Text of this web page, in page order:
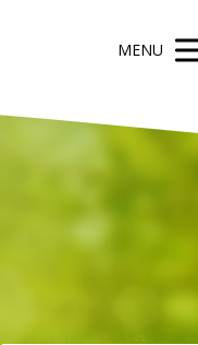
MENU